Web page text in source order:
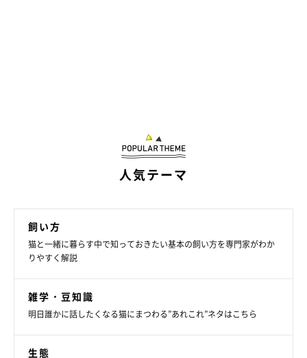
猫が手や顔をなめてきたとき、まずは愛猫の様子を観察してみま
人気テーマ
飼い方
猫と一緒に暮らす中で知っておきたい基本の飼い方を専門家がわか
りやすく解説
雑学・豆知識
明日誰かに話したくなる猫にまつわる”あれこれ”ネタはこちら
生態